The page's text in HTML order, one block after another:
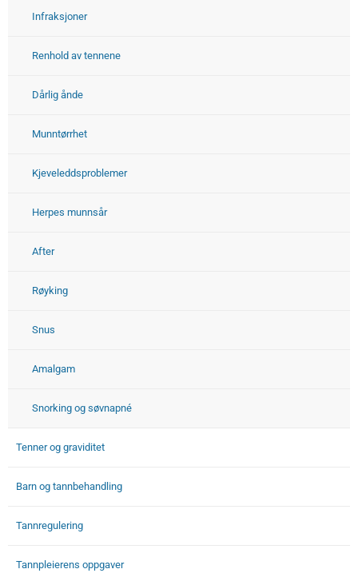
Infraksjoner
Renhold av tennene
Dårlig ånde
Munntørrhet
Kjeveleddsproblemer
Herpes munnsår
After
Røyking
Snus
Amalgam
Snorking og søvnapné
Tenner og graviditet
Barn og tannbehandling
Tannregulering
Tannpleierens oppgaver